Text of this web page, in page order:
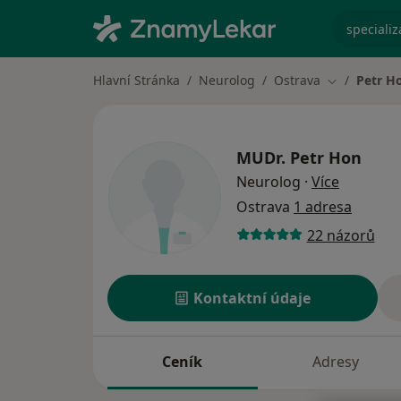
Hlavní Stránka Neurolog Ostrava ZměnaPetr
MUDr. Petr Hon
Neurolog · Více
Ostrava 1 adresa
22 názorů
Kontaktní údaje
Ceník Adresy